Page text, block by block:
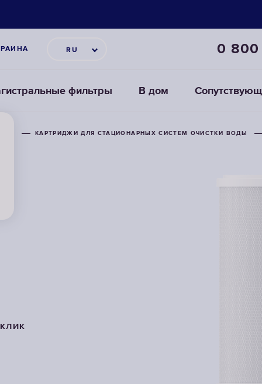
RU 0
фильтры В дом
КАРТРИДЖИ ДЛЯ СТАЦИОНАРНЫХ СИСТЕМ ОЧИСТКИ ВОДЫ
КАРТРИДЖИ ДЛЯ СТАЦИОНАРНЫХ СИСТЕМ ОЧИСТКИ ВОДЫ